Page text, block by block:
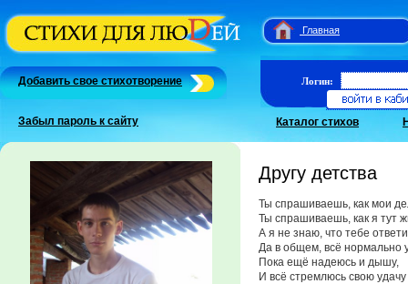
Главная
Добавить свое стихотворение
Забыл пароль к сайту
Логин:
Каталог стихов
Другу детства
Ты спрашиваешь, как мои
Ты спрашиваешь, как я тут
А я не знаю, что тебе
Да в общем, всё нормально
Пока ещё надеюсь и дышу,
И всё стремлюсь свою удачу